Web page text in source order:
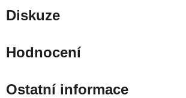
Diskuze
Hodnocení
Ostatní informace